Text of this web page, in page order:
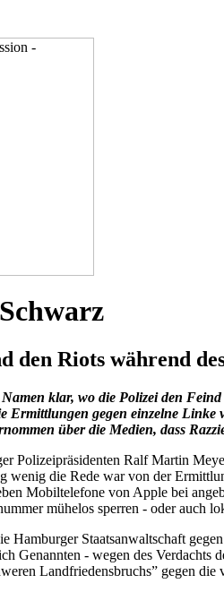
den Riots während
klar, wo die Polizei den
Ermittlungen gegen einzelne Linke
über die Medien, dass
Polizeipräsidenten Ralf Martin
wenig die Rede war von der
Mobiltelefone von Apple bei
mühelos sperren - oder auch
Hamburger Staatsanwaltschaft
Genannten - wegen des Verdachts
Landfriedensbruchs” gegen die